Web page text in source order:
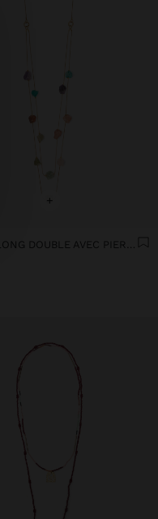
+
COLLIER LONG DOUBLE AVEC PIERRES